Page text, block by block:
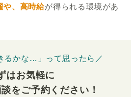
や、高時給が得られる環境があ
るかな…」って思ったら／
はお気軽に
をご予約ください！